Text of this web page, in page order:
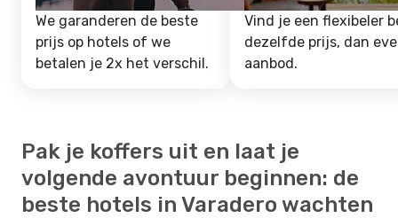
We garanderen de beste
prijs op hotels of we
betalen je 2x het verschil.
Vind je een flexibeler
dezelfde prijs, dan
aanbod.
Pak je koffers uit en laat je
volgende avontuur beginnen: de
beste hotels in Varadero wachten